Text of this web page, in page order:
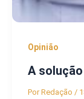
Opinião
A
PorRedação /